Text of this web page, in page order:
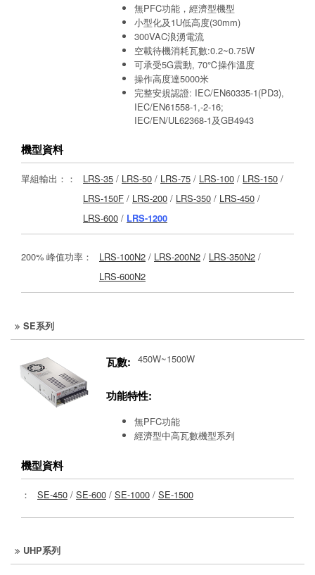
無PFC功能，經濟型機型
小型化及1U低高度(30mm)
300VAC浪湧電流
空載待機消耗瓦數:0.2~0.75W
可承受5G震動, 70℃操作溫度
操作高度達5000米
完整安規認證: IEC/EN60335-1(PD3),
IEC/EN61558-1,-2-16;
IEC/EN/UL62368-1及GB4943
機型資料
單組輸出：： LRS-35 / LRS-50 / LRS-75 / LRS-100 / LRS-150 /
LRS-150F / LRS-200 / LRS-350 / LRS-450 /
LRS-600 / LRS-1200
200% 峰值功率： LRS-100N2 / LRS-200N2 / LRS-350N2 /
LRS-600N2
SE系列
瓦數: 450W~1500W
功能特性:
無PFC功能
經濟型中高瓦數機型系列
機型資料
： SE-450 / SE-600 / SE-1000 / SE-1500
UHP系列